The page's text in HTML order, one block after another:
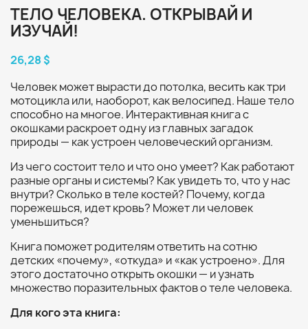
ТЕЛО ЧЕЛОВЕКА. ОТКРЫВАЙ И
ИЗУЧАЙ!
26,28 $
Человек может вырасти до потолка, весить как три
мотоцикла или, наоборот, как велосипед. Наше тело
способно на многое. Интерактивная книга с
окошками раскроет одну из главных загадок
природы — как устроен человеческий организм.
Из чего состоит тело и что оно умеет? Как работают
разные органы и системы? Как увидеть то, что у нас
внутри? Сколько в теле костей? Почему, когда
порежешься, идет кровь? Может ли человек
уменьшиться?
Книга поможет родителям ответить на сотню
детских «почему», «откуда» и «как устроено». Для
этого достаточно открыть окошки — и узнать
множество поразительных фактов о теле человека.
Для кого эта книга: